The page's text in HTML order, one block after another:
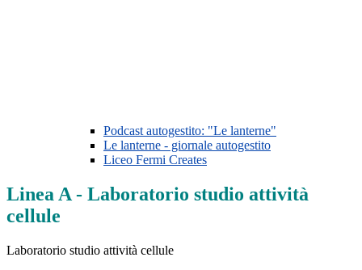
Podcast autogestito: "Le lanterne"
Le lanterne - giornale autogestito
Liceo Fermi Creates
Linea A - Laboratorio studio attività
cellule
Laboratorio studio attività cellule